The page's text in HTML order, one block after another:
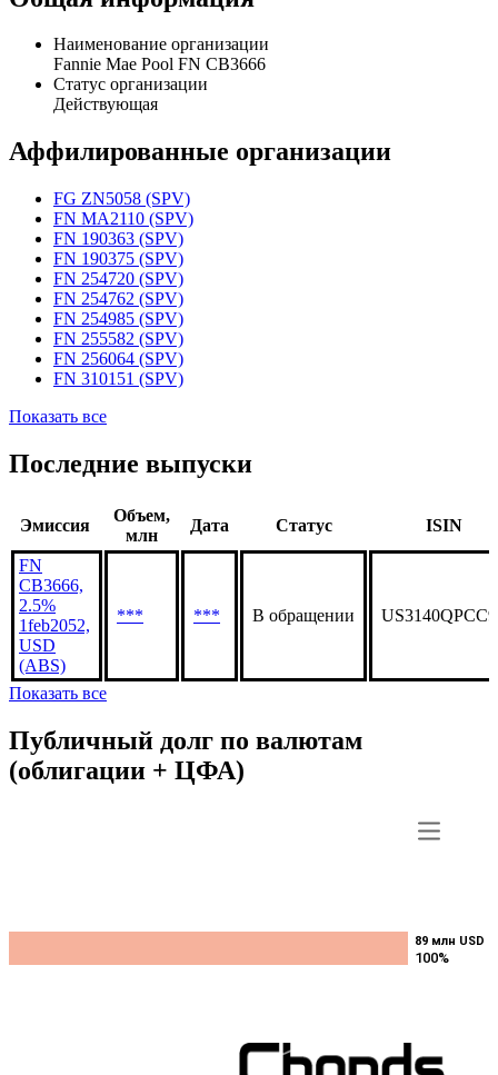
Наименование организации
Fannie Mae Pool FN CB3666
Статус организации
Действующая
Аффилированные организации
FG ZN5058 (SPV)
FN MA2110 (SPV)
FN 190363 (SPV)
FN 190375 (SPV)
FN 254720 (SPV)
FN 254762 (SPV)
FN 254985 (SPV)
FN 255582 (SPV)
FN 256064 (SPV)
FN 310151 (SPV)
Показать все
Последние выпуски
Эмиссия
Объем,
млн
Дата Статус ISIN
FN
CB3666,
2.5%
1feb2052,
USD
(ABS)
*** *** В обращении
Показать все
Публичный долг по валютам
(облигации + ЦФА)
89 млн USD
100%
89 млн USD
100%